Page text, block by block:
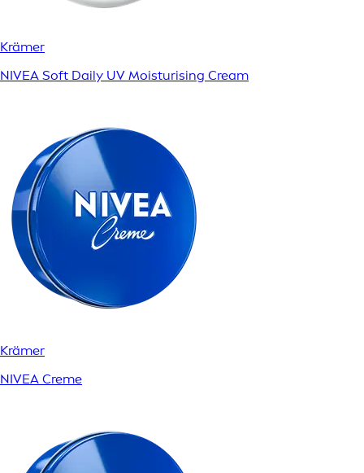
Krämer
NIVEA Soft Daily UV Moisturising Cream
Krämer
NIVEA Creme